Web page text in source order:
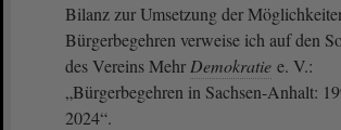
Bilanz zur Umsetzung der
Bürgerbegehren verweise ich auf den
des Vereins Mehr Demokratie e. V.:
„Bürgerbegehren in Sachsen-Anhalt:
2024“.